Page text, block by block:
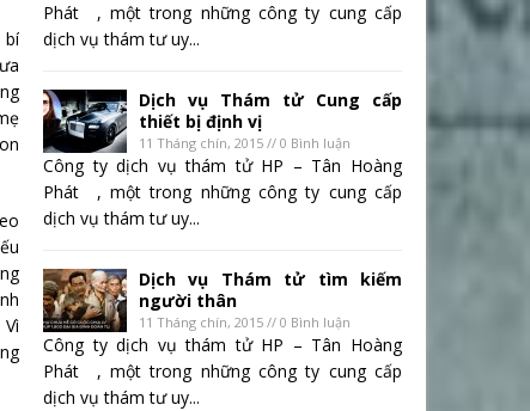
bí
Phát , một trong những công ty cung cấp
dịch vụ thám tư uy...
Dịch vụ Thám tử Cung cấp
thiết bị định vị
11 Tháng chín, 2015 // 0 Bình luận
Công ty dịch vụ thám tử HP – Tân Hoàng
Phát , một trong những công ty cung cấp
dịch vụ thám tư uy...
Dịch vụ Thám tử tìm kiếm
người thân
11 Tháng chín, 2015 // 0 Bình luận
Công ty dịch vụ thám tử HP – Tân Hoàng
Phát , một trong những công ty cung cấp
dịch vụ thám tư uy...